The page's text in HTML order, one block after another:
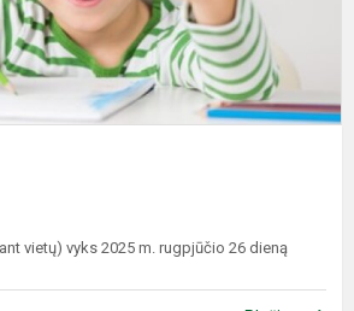
vietų) vyks 2025 m. rugpjūčio 26 dieną